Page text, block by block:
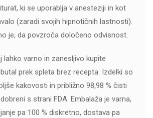
ki se uporablja v anesteziji in kot
(zaradi svojih hipnotičnih lastnosti).
je, da povzroča določeno odvisnost.
lahko varno in zanesljivo kupite
prek spleta brez recepta. Izdelki so
kakovosti in približno 98,98 % čisti
s strani FDA. Embalaža je varna,
pa 100 % diskretno, dostava pa